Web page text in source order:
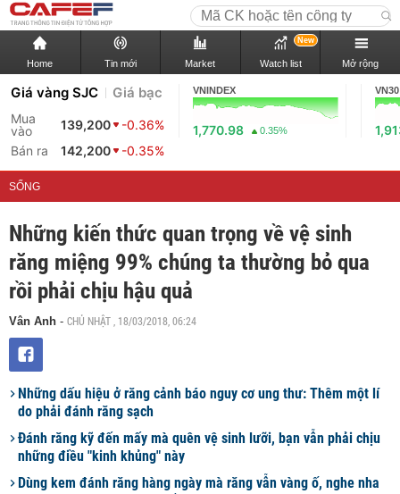
Home Tin mới Market Watch list
New
Mở rộng
Giá vàng SJC Giá bạc
Mua
vào
139,200
-0.36%
Bán ra
142,200 -0.35%
VNINDEX
1,770.98 0.35%
VN30
SỐNG
Những kiến thức quan trọng về vệ sinh
răng miệng 99% chúng ta thường bỏ qua
rồi phải chịu hậu quả
Vân Anh - CHỦ NHẬT , 18/03/2018, 06:24
Những dấu hiệu ở răng cảnh báo nguy cơ ung thư: Thêm một lí
do phải đánh răng sạch
Đánh răng kỹ đến mấy mà quên vệ sinh lưỡi, bạn vẫn phải chịu
những điều "kinh khủng" này
Dùng kem đánh răng hàng ngày mà răng vẫn vàng ố, nghe nha